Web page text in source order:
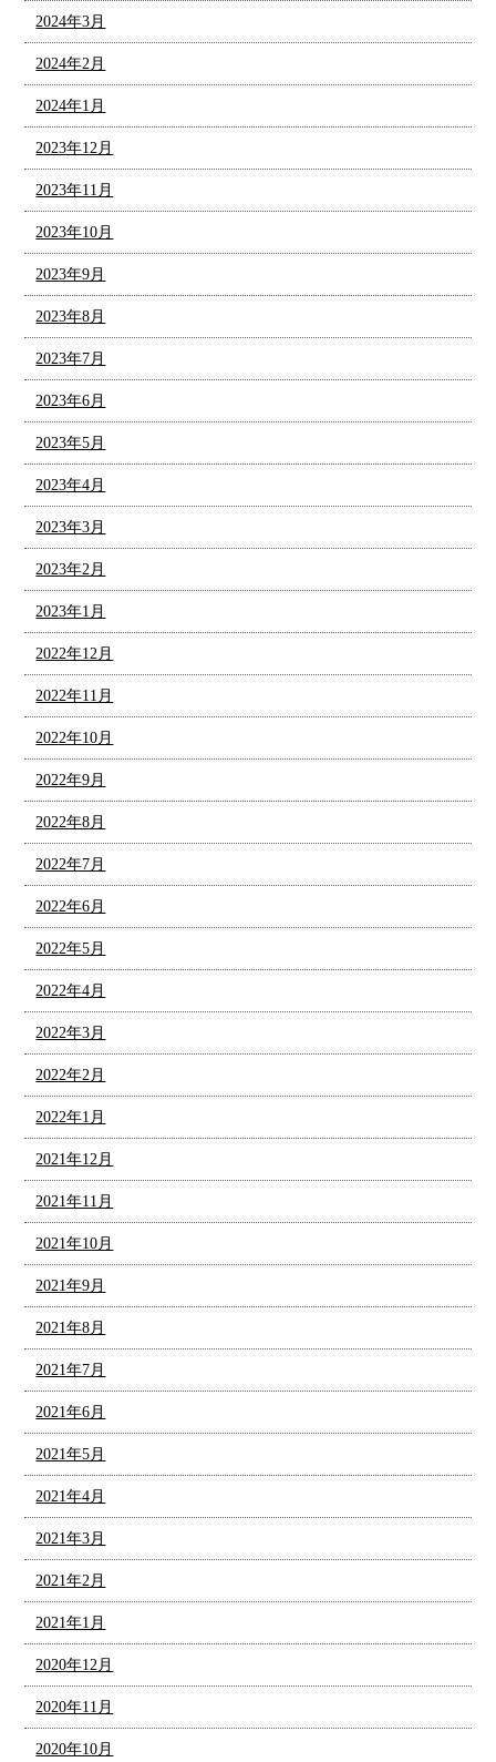
2024年3月
2024年2月
2024年1月
2023年12月
2023年11月
2023年10月
2023年9月
2023年8月
2023年7月
2023年6月
2023年5月
2023年4月
2023年3月
2023年2月
2023年1月
2022年12月
2022年11月
2022年10月
2022年9月
2022年8月
2022年7月
2022年6月
2022年5月
2022年4月
2022年3月
2022年2月
2022年1月
2021年12月
2021年11月
2021年10月
2021年9月
2021年8月
2021年7月
2021年6月
2021年5月
2021年4月
2021年3月
2021年2月
2021年1月
2020年12月
2020年11月
2020年10月